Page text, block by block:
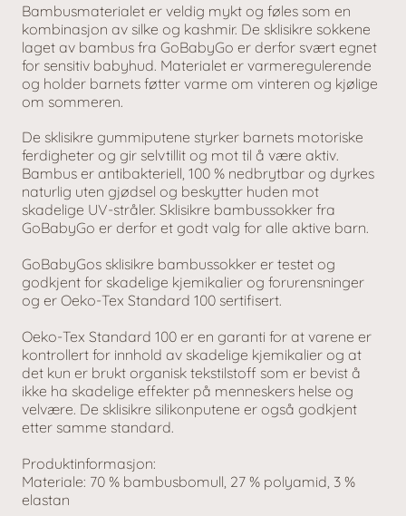
Bambusmaterialet er veldig mykt og føles som en
kombinasjon av silke og kashmir. De sklisikre sokkene
laget av bambus fra GoBabyGo er derfor svært egnet
for sensitiv babyhud. Materialet er varmeregulerende
og holder barnets føtter varme om vinteren og kjølige
om sommeren.
De sklisikre gummiputene styrker barnets motoriske
ferdigheter og gir selvtillit og mot til å være aktiv.
Bambus er antibakteriell, 100 % nedbrytbar og dyrkes
naturlig uten gjødsel og beskytter huden mot
skadelige UV-stråler. Sklisikre bambussokker fra
GoBabyGo er derfor et godt valg for alle aktive barn.
GoBabyGos sklisikre bambussokker er testet og
godkjent for skadelige kjemikalier og forurensninger
og er Oeko-Tex Standard 100 sertifisert.
Oeko-Tex Standard 100 er en garanti for at varene er
kontrollert for innhold av skadelige kjemikalier og at
det kun er brukt organisk tekstilstoff som er bevist å
ikke ha skadelige effekter på menneskers helse og
velvære. De sklisikre silikonputene er også godkjent
etter samme standard.
Produktinformasjon:
Materiale: 70 % bambusbomull, 27 % polyamid, 3 %
elastan